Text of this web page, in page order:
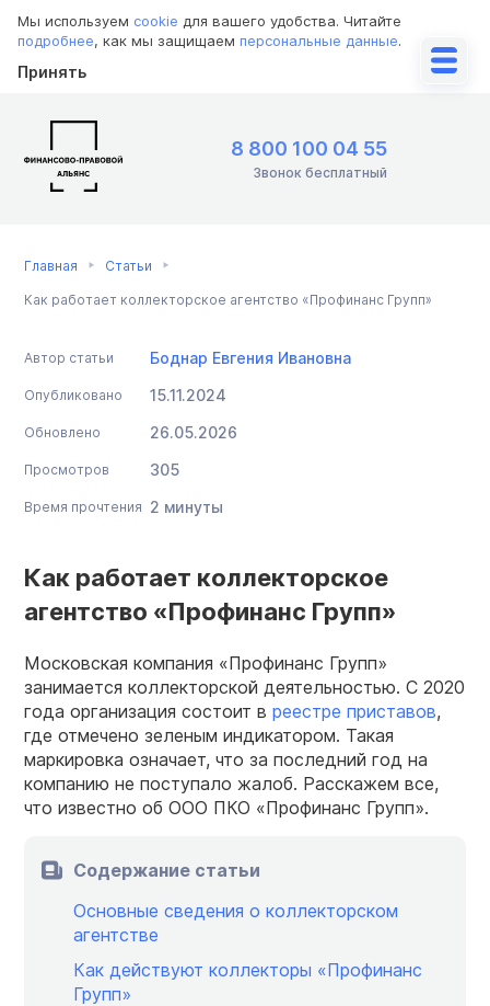
Мы используем cookie для вашего удобства. Читайте
подробнее, как мы защищаем персональные данные.
Принять
8 800 100 04 55
Звонок бесплатный
Главная Статьи
Как работает коллекторское агентство «Профинанс Групп»
Автор статьи Боднар Евгения Ивановна
Опубликовано 15.11.2024
Обновлено 26.05.2026
Просмотров 305
Время прочтения 2 минуты
Как работает коллекторское
агентство «Профинанс Групп»
Московская компания «Профинанс Групп»
занимается коллекторской деятельностью. С 2020
года организация состоит в реестре приставов,
где отмечено зеленым индикатором. Такая
маркировка означает, что за последний год на
компанию не поступало жалоб. Расскажем все,
что известно об ООО ПКО «Профинанс Групп».
Содержание статьи
Основные сведения о коллекторском
агентстве
Как действуют коллекторы «Профинанс
Групп»